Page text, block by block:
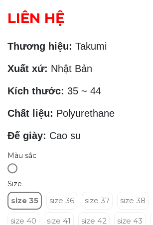
LIÊN HỆ
Thương hiệu: Takumi
Xuất xứ: Nhật Bản
Kích thước: 35 ~ 44
Chất liệu: Polyurethane
Đế giày: Cao su
Màu sắc
Size
size 35 size 36 size 37 size 38
size 40 size 41 size 42 size 43